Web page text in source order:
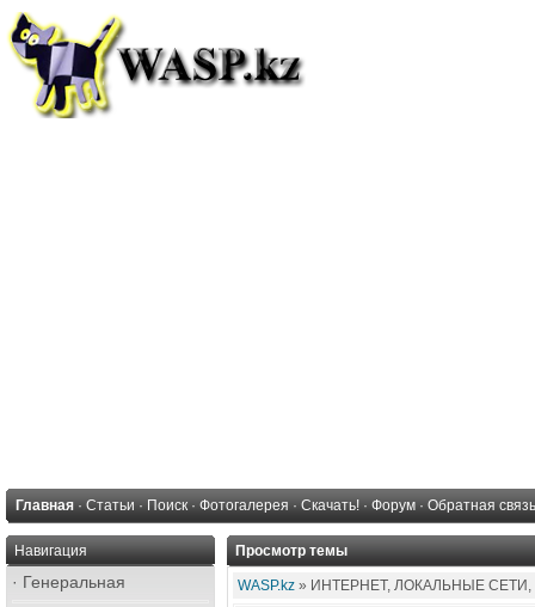
Главная · Статьи · Поиск · Фотогалерея · Скачать! · Форум · Обратная связь
Навигация
· Генеральная
Просмотр темы
WASP.kz » ИНТЕРНЕТ, ЛОКАЛЬНЫЕ